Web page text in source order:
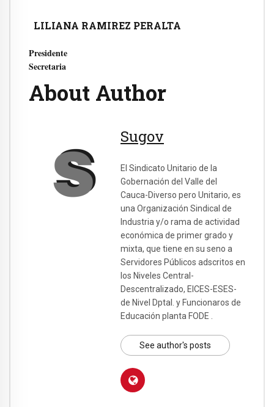
LILIANA RAMIREZ PERALTA
Presidente
Secretaria
About Author
Sugov
El Sindicato Unitario de la
Gobernación del Valle del
Cauca-Diverso pero Unitario, es
una Organización Sindical de
Industria y/o rama de actividad
económica de primer grado y
mixta, que tiene en su seno a
Servidores Públicos adscritos en
los Niveles Central-
Descentralizado, EICES-ESES-
de Nivel Dptal. y Funcionaros de
Educación planta FODE .
See author's posts